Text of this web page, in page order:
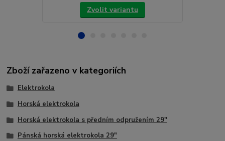
Zvolit variantu
Zboží zařazeno v kategoriích
Elektrokola
Horská elektrokola
Horská elektrokola s předním odpružením 29"
Pánská horská elektrokola 29"